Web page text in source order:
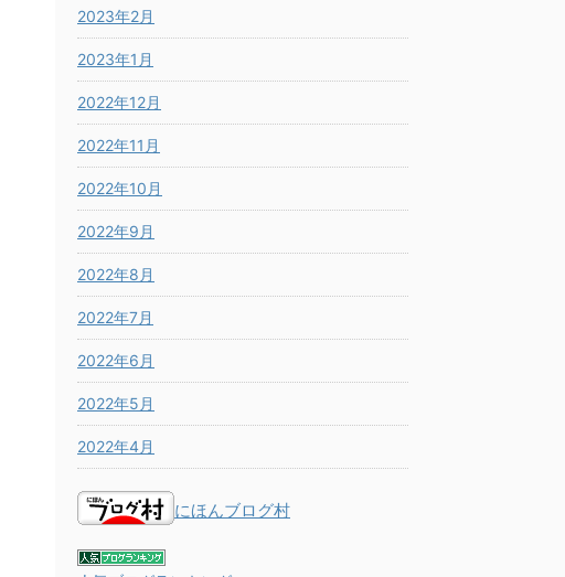
2023年2月
2023年1月
2022年12月
2022年11月
2022年10月
2022年9月
2022年8月
2022年7月
2022年6月
2022年5月
2022年4月
にほんブログ村